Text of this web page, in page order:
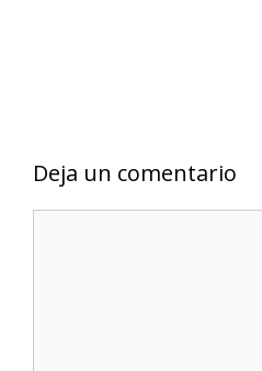
Deja un comentario